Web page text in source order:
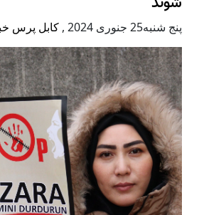
پنج شنبه25 جنوری 2024 , کابل پرس